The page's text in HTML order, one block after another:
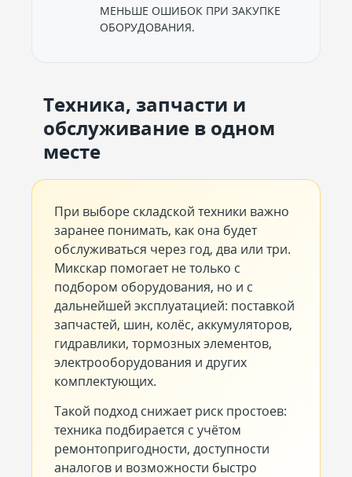
МЕНЬШЕ ОШИБОК ПРИ ЗАКУПКЕ
ОБОРУДОВАНИЯ.
Техника, запчасти и
обслуживание в одном
месте
При выборе складской техники важно
заранее понимать, как она будет
обслуживаться через год, два или три.
Микскар помогает не только с
подбором оборудования, но и с
дальнейшей эксплуатацией: поставкой
запчастей, шин, колёс, аккумуляторов,
гидравлики, тормозных элементов,
электрооборудования и других
комплектующих.
Такой подход снижает риск простоев:
техника подбирается с учётом
ремонтопригодности, доступности
аналогов и возможности быстро